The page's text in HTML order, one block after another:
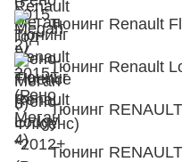
Тюнинг Renault
Тюнинг Renault
Тюнинг
Тюнинг